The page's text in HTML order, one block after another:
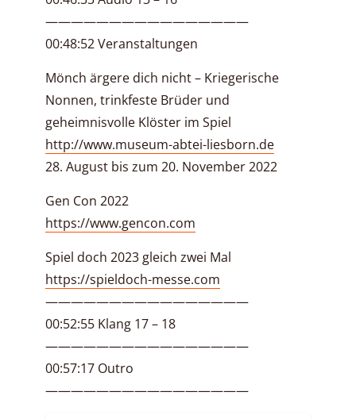
————————————————
00:48:52 Veranstaltungen
Mönch ärgere dich nicht – Kriegerische
Nonnen, trinkfeste Brüder und
geheimnisvolle Klöster im Spiel
http://www.museum-abtei-liesborn.de
28. August bis zum 20. November 2022
Gen Con 2022
https://www.gencon.com
Spiel doch 2023 gleich zwei Mal
https://spieldoch-messe.com
————————————————
00:52:55 Klang 17 – 18
————————————————
00:57:17 Outro
————————————————